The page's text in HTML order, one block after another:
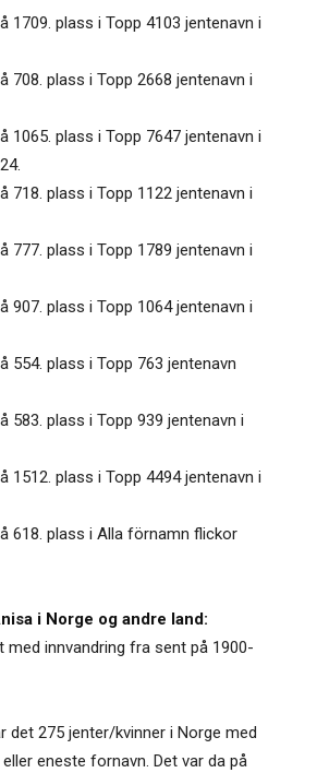
1709. plass i Topp 4103 jentenavn i
708. plass i Topp 2668 jentenavn i
1065. plass i Topp 7647 jentenavn i
718. plass i Topp 1122 jentenavn i
777. plass i Topp 1789 jentenavn i
907. plass i Topp 1064 jentenavn i
554. plass i Topp 763 jentenavn
583. plass i Topp 939 jentenavn i
1512. plass i Topp 4494 jentenavn i
618. plass i Alla förnamn flickor
i Norge og andre land:
med innvandring fra sent på 1900-
det 275 jenter/kvinner i Norge med
eneste fornavn. Det var da på